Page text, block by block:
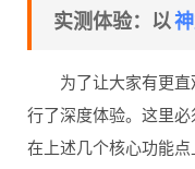
实测体验：以
为了让大家有更
行了深度体验。这里
在上述几个核心功能